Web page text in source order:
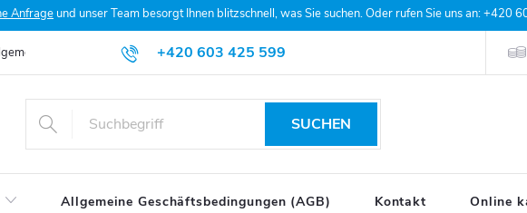
Anfrage und unser Team besorgt Ihnen blitzschnell, was Sie suchen. Oder rufen Sie uns an: +420
+420 603 425 599
Geschäftsbedingungen (AGB) Datenschutzerklärung
SUCHEN
Allgemeine Geschäftsbedingungen (AGB) Kontakt Online